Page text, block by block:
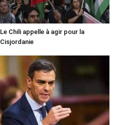
Le Chili appelle à agir pour la
Cisjordanie